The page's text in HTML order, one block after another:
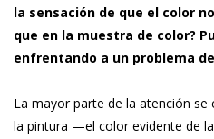
la sensación de que el color
que en la muestra de color?
enfrentando a un problema
La mayor parte de la atención
la pintura —el color evidente de